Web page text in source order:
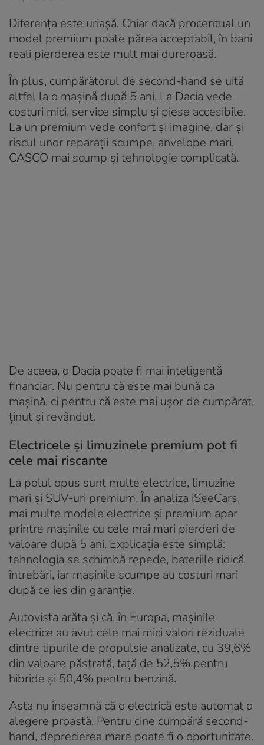
Diferența este uriașă. Chiar dacă procentual un
model premium poate părea acceptabil, în bani
reali pierderea este mult mai dureroasă.
În plus, cumpărătorul de second-hand se uită
altfel la o mașină după 5 ani. La Dacia vede
costuri mici, service simplu și piese accesibile.
La un premium vede confort și imagine, dar și
riscul unor reparații scumpe, anvelope mari,
CASCO mai scump și tehnologie complicată.
De aceea, o Dacia poate fi mai inteligentă
financiar. Nu pentru că este mai bună ca
mașină, ci pentru că este mai ușor de cumpărat,
ținut și revândut.
Electricele și limuzinele premium pot fi
cele mai riscante
La polul opus sunt multe electrice, limuzine
mari și SUV-uri premium. În analiza iSeeCars,
mai multe modele electrice și premium apar
printre mașinile cu cele mai mari pierderi de
valoare după 5 ani. Explicația este simplă:
tehnologia se schimbă repede, bateriile ridică
întrebări, iar mașinile scumpe au costuri mari
după ce ies din garanție.
Autovista arăta și că, în Europa, mașinile
electrice au avut cele mai mici valori reziduale
dintre tipurile de propulsie analizate, cu 39,6%
din valoare păstrată, față de 52,5% pentru
hibride și 50,4% pentru benzină.
Asta nu înseamnă că o electrică este automat o
alegere proastă. Pentru cine cumpără second-
hand, deprecierea mare poate fi o oportunitate.